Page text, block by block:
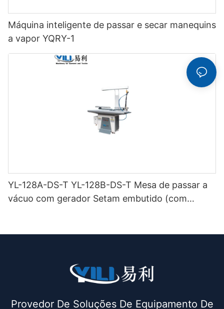
Máquina inteligente de passar e secar manequins
a vapor YQRY-1
YL-128A-DS-T YL-128B-DS-T Mesa de passar a
vácuo com gerador Setam embutido (com
Provedor De Soluções De Equipamento De